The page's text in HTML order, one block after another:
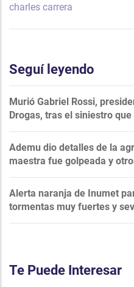
charles carrera
Seguí leyendo
Murió Gabriel Rossi,
Drogas, tras el siniestro
Ademu dio detalles de la
maestra fue golpeada y
Alerta naranja de Inumet
tormentas muy fuertes y
Te Puede Interesar